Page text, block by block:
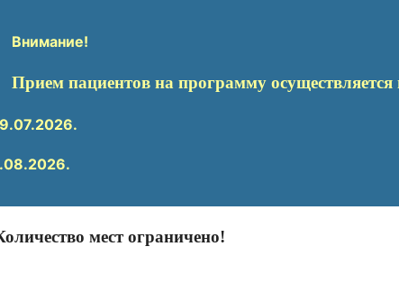
Внимание!
Прием пациентов на программу
мест ограничено!